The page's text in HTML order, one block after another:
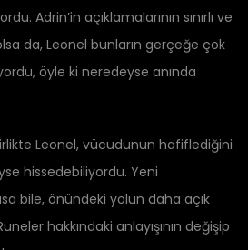
Adrin’in açıklamalarının sınırlı ve
da, Leonel bunların gerçeğe çok
öyle ki neredeyse anında
Leonel, vücudunun hafiflediğini
hissedebiliyordu. Yeni
bile, önündeki yolun daha açık
hakkındaki anlayışının değişip